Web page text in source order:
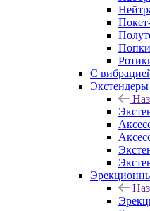
Попки
С
Экстендеры